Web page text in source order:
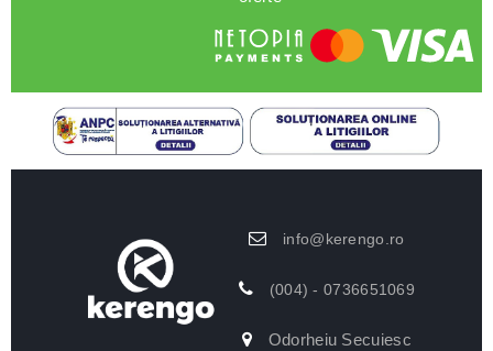
info@kerengo.ro
(004) - 0736651069
Odorheiu Secuiesc